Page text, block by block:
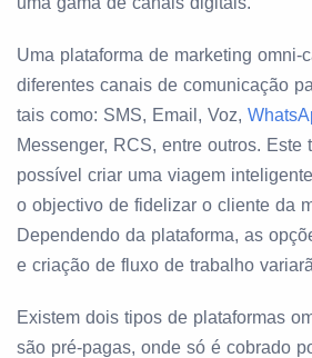
Uma plataforma de marketing omni-
diferentes canais de comunicação
tais como: SMS, Email, Voz,
Messenger, RCS, entre outros. Este
possível criar uma viagem
o objectivo de fidelizar o cliente da
Dependendo da plataforma, as
e criação de fluxo de trabalho
Existem dois tipos de plataformas
são pré-pagas, onde só é cobrado